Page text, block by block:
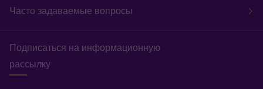
Часто задаваемые вопросы
Подписаться на информационную
рассылку